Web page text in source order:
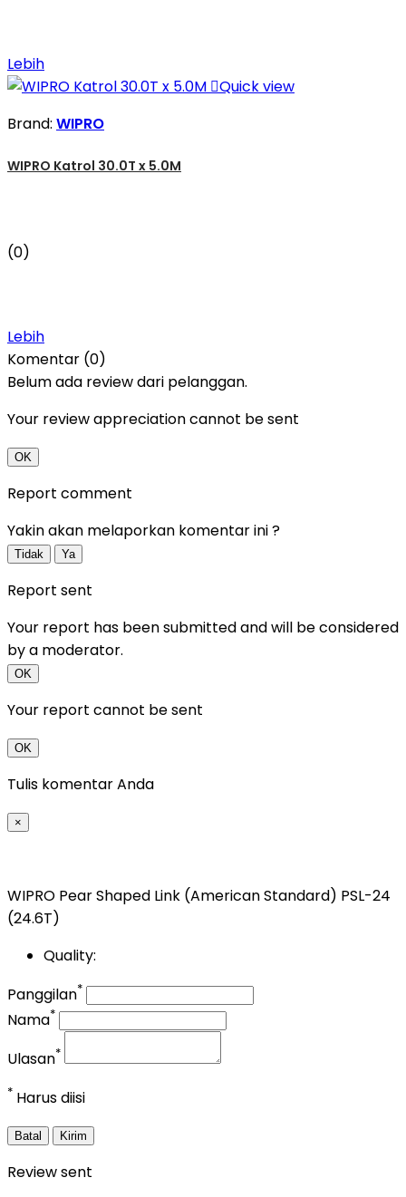
Lebih
Quick view
Brand: WIPRO
WIPRO Katrol 30.0T x 5.0M
(0)
Lebih
Komentar (0)
Belum ada review dari pelanggan.
Your review appreciation cannot be sent
OK
Report comment
Yakin akan melaporkan komentar ini ?
Tidak Ya
Report sent
Your report has been submitted and will be considered
by a moderator.
OK
Your report cannot be sent
OK
Tulis komentar Anda
×
WIPRO Pear Shaped Link (American Standard) PSL-24
(24.6T)
Quality:
Panggilan*
Nama*
Ulasan*
* Harus diisi
Batal Kirim
Review sent